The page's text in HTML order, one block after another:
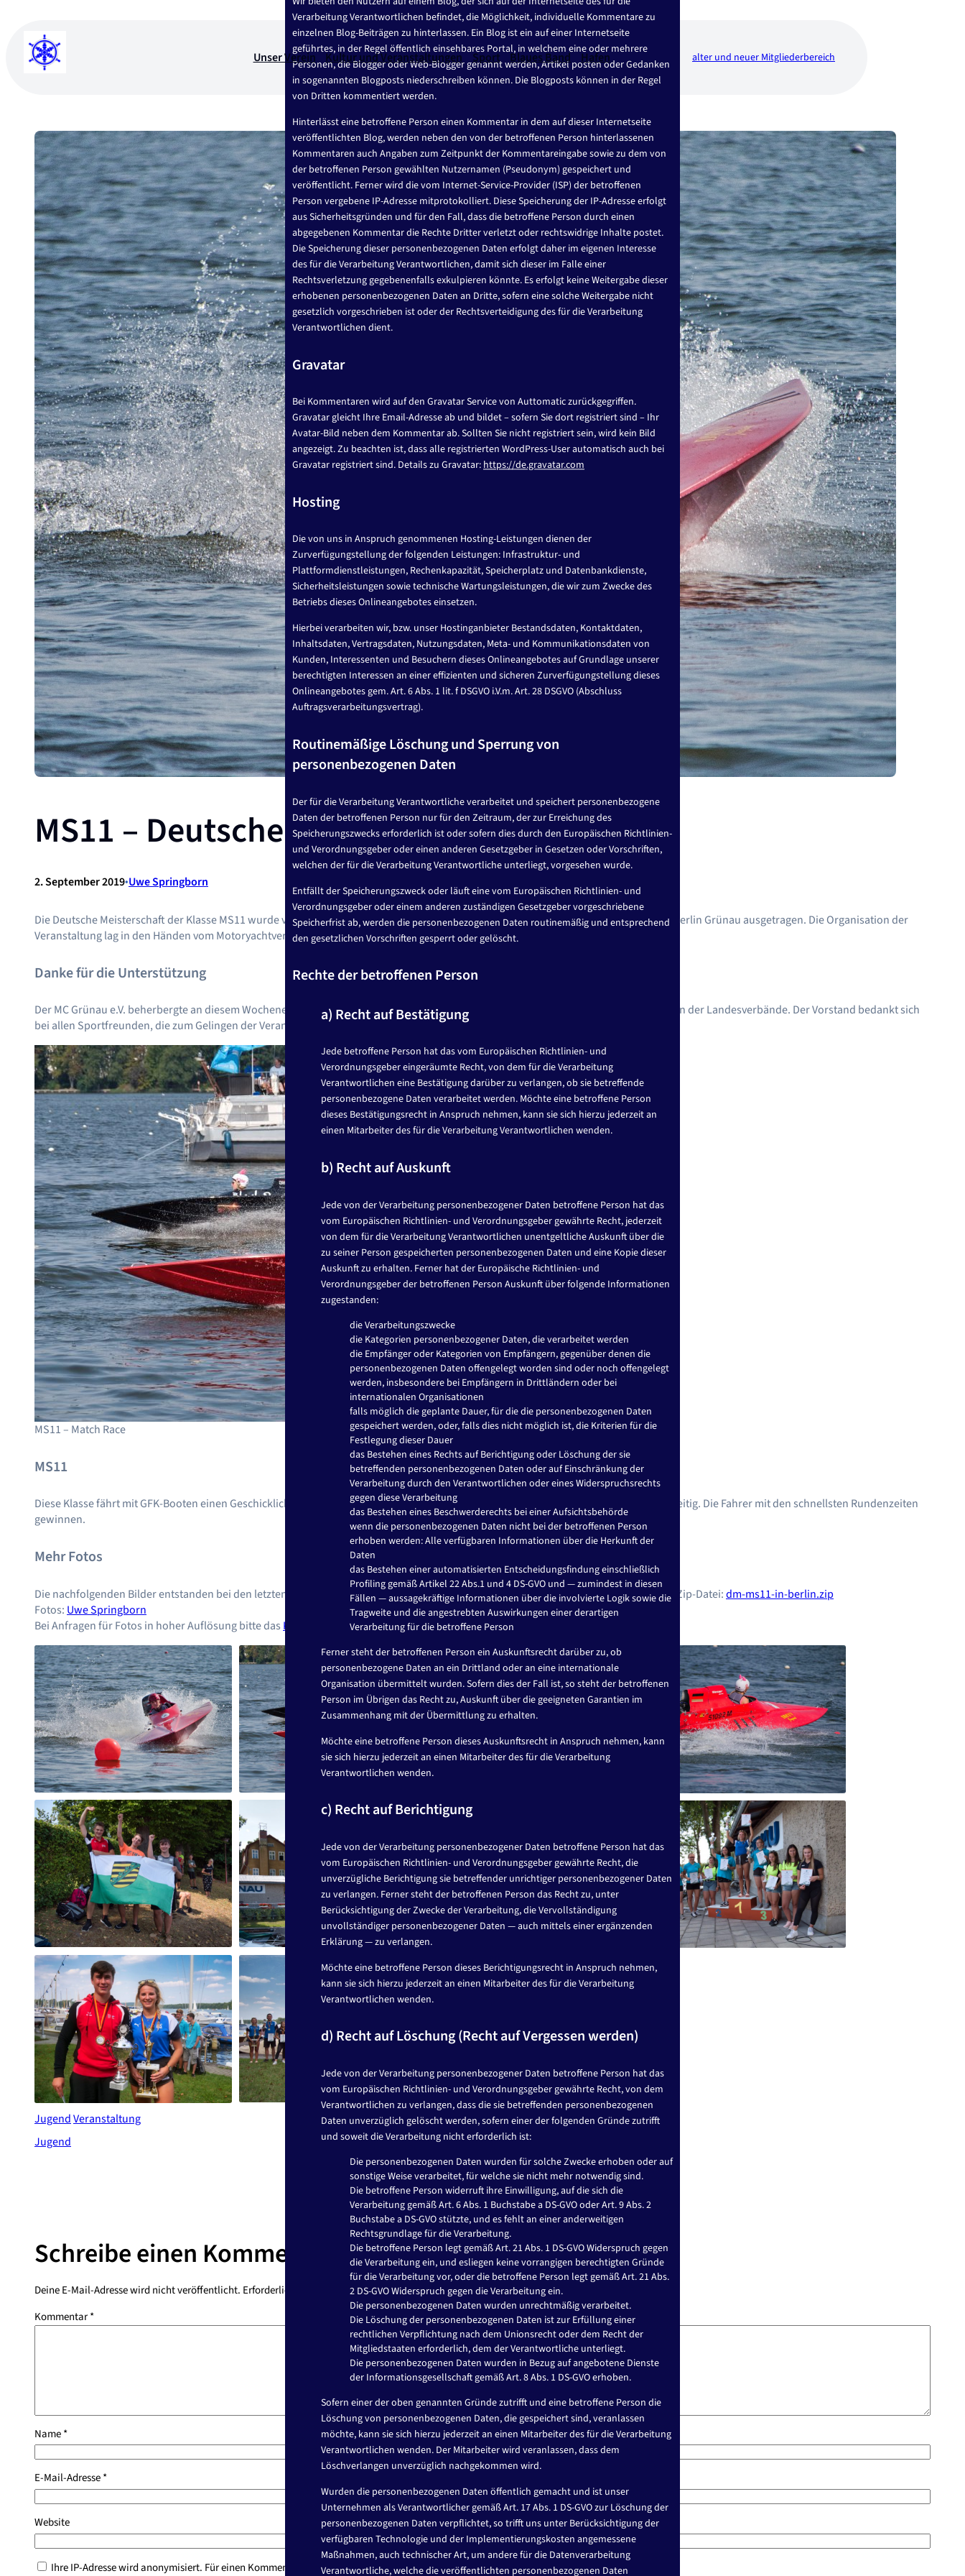
springen
Unser Verein Kultur und Veranstaltungen Sport Blaues Band Hafen alter und neuer Mitgliederbereich
MS11 – Deutsche Meisterschaft 2019
2. September 2019•Uwe Springborn
Die Deutsche Meisterschaft der Klasse MS11 wurde vom 31.08. bis 01.09.2019 bei sommerlichen Temperaturen an der Regattastrecke Berlin Grünau ausgetragen. Die Organisation der
Veranstaltung lag in den Händen vom Motoryachtverband Berlin e.V..
Danke für die Unterstützung
Der MC Grünau e.V. beherbergte an diesem Wochenende die Berliner Mannschaft, unterstützte beim Empfang und gemeinsamen Grillen der Landesverbände. Der Vorstand bedankt sich
bei allen Sportfreunden, die zum Gelingen der Veranstaltung beigetragen haben.
MS11 – Match Race
MS11
Diese Klasse fährt mit GFK-Booten einen Geschicklichkeitsparcours mit Speedrunde. 2 Boote fahren den Geschicklichkeitskurs gleichzeitig. Die Fahrer mit den schnellsten Rundenzeiten
gewinnen.
Mehr Fotos
Die nachfolgenden Bilder entstanden bei den letzten Läufen an der Regattastrecke Grünau. Mehr Fotos in der Auflösung 1200×900 als Zip-Datei:dm-ms11-in-berlin.zip
Fotos: Uwe Springborn
Bei Anfragen für Fotos in hoher Auflösung bitte das Kontaktformularnutzen.
JugendVeranstaltung
Jugend
Schreibe einen Kommentar
Deine E-Mail-Adresse wird nicht veröffentlicht. Erforderliche Felder sind mit*markiert
Kommentar*
Name*
E-Mail-Adresse*
Website
Ihre IP-Adresse wird anonymisiert. Für einen Kommentar bitte dieDatenschutzbestimmungenbestätigen.
Verarbeitung Verantwortlichen befindet, die Möglichkeit, individuelle Kommentare zu
einzelnen Blog-Beiträgen zu hinterlassen. Ein Blog ist ein auf einer Internetseite
geführtes, in der Regel öffentlich einsehbares Portal, in welchem eine oder mehrere
Personen, die Blogger oder Web-Blogger genannt werden, Artikel posten oder Gedanken
in sogenannten Blogposts niederschreiben können. Die Blogposts können in der Regel
von Dritten kommentiert werden.
Hinterlässt eine betroffene Person einen Kommentar in dem auf dieser Internetseite
veröffentlichten Blog, werden neben den von der betroffenen Person hinterlassenen
Kommentaren auch Angaben zum Zeitpunkt der Kommentareingabe sowie zu dem von
der betroffenen Person gewählten Nutzernamen (Pseudonym) gespeichert und
veröffentlicht. Ferner wird die vom Internet-Service-Provider (ISP) der betroffenen
Person vergebene IP-Adresse mitprotokolliert. Diese Speicherung der IP-Adresse erfolgt
aus Sicherheitsgründen und für den Fall, dass die betroffene Person durch einen
abgegebenen Kommentar die Rechte Dritter verletzt oder rechtswidrige Inhalte postet.
Die Speicherung dieser personenbezogenen Daten erfolgt daher im eigenen Interesse
des für die Verarbeitung Verantwortlichen, damit sich dieser im Falle einer
Rechtsverletzung gegebenenfalls exkulpieren könnte. Es erfolgt keine Weitergabe dieser
erhobenen personenbezogenen Daten an Dritte, sofern eine solche Weitergabe nicht
gesetzlich vorgeschrieben ist oder der Rechtsverteidigung des für die Verarbeitung
Verantwortlichen dient.
Gravatar
Bei Kommentaren wird auf den Gravatar Service von Auttomatic zurückgegriffen.
Gravatar gleicht Ihre Email-Adresse ab und bildet – sofern Sie dort registriert sind – Ihr
Avatar-Bild neben dem Kommentar ab. Sollten Sie nicht registriert sein, wird kein Bild
angezeigt. Zu beachten ist, dass alle registrierten WordPress-User automatisch auch bei
Gravatar registriert sind. Details zu Gravatar:https://de.gravatar.com
Hosting
Die von uns in Anspruch genommenen Hosting-Leistungen dienen der
Zurverfügungstellung der folgenden Leistungen: Infrastruktur- und
Plattformdienstleistungen, Rechenkapazität, Speicherplatz und Datenbankdienste,
Sicherheitsleistungen sowie technische Wartungsleistungen, die wir zum Zwecke des
Betriebs dieses Onlineangebotes einsetzen.
Hierbei verarbeiten wir, bzw. unser Hostinganbieter Bestandsdaten, Kontaktdaten,
Inhaltsdaten, Vertragsdaten, Nutzungsdaten, Meta- und Kommunikationsdaten von
Kunden, Interessenten und Besuchern dieses Onlineangebotes auf Grundlage unserer
berechtigten Interessen an einer effizienten und sicheren Zurverfügungstellung dieses
Onlineangebotes gem. Art. 6 Abs. 1 lit. f DSGVO i.V.m. Art. 28 DSGVO (Abschluss
Auftragsverarbeitungsvertrag).
Routinemäßige Löschung und Sperrung von
personenbezogenen Daten
Der für die Verarbeitung Verantwortliche verarbeitet und speichert personenbezogene
Daten der betroffenen Person nur für den Zeitraum, der zur Erreichung des
Speicherungszwecks erforderlich ist oder sofern dies durch den Europäischen Richtlinien-
und Verordnungsgeber oder einen anderen Gesetzgeber in Gesetzen oder Vorschriften,
welchen der für die Verarbeitung Verantwortliche unterliegt, vorgesehen wurde.
Entfällt der Speicherungszweck oder läuft eine vom Europäischen Richtlinien- und
Verordnungsgeber oder einem anderen zuständigen Gesetzgeber vorgeschriebene
Speicherfrist ab, werden die personenbezogenen Daten routinemäßig und entsprechend
den gesetzlichen Vorschriften gesperrt oder gelöscht.
Rechte der betroffenen Person
a) Recht auf Bestätigung
Jede betroffene Person hat das vom Europäischen Richtlinien- und
Verordnungsgeber eingeräumte Recht, von dem für die Verarbeitung
Verantwortlichen eine Bestätigung darüber zu verlangen, ob sie betreffende
personenbezogene Daten verarbeitet werden. Möchte eine betroffene Person
dieses Bestätigungsrecht in Anspruch nehmen, kann sie sich hierzu jederzeit an
einen Mitarbeiter des für die Verarbeitung Verantwortlichen wenden.
b) Recht auf Auskunft
Jede von der Verarbeitung personenbezogener Daten betroffene Person hat das
vom Europäischen Richtlinien- und Verordnungsgeber gewährte Recht, jederzeit
von dem für die Verarbeitung Verantwortlichen unentgeltliche Auskunft über die
zu seiner Person gespeicherten personenbezogenen Daten und eine Kopie dieser
Auskunft zu erhalten. Ferner hat der Europäische Richtlinien- und
Verordnungsgeber der betroffenen Person Auskunft über folgende Informationen
zugestanden:
die Verarbeitungszwecke
die Kategorien personenbezogener Daten, die verarbeitet werden
die Empfänger oder Kategorien von Empfängern, gegenüber denen die
personenbezogenen Daten offengelegt worden sind oder noch offengelegt
werden, insbesondere bei Empfängern in Drittländern oder bei
internationalen Organisationen
falls möglich die geplante Dauer, für die die personenbezogenen Daten
gespeichert werden, oder, falls dies nicht möglich ist, die Kriterien für die
Festlegung dieser Dauer
das Bestehen eines Rechts auf Berichtigung oder Löschung der sie
betreffenden personenbezogenen Daten oder auf Einschränkung der
Verarbeitung durch den Verantwortlichen oder eines Widerspruchsrechts
gegen diese Verarbeitung
das Bestehen eines Beschwerderechts bei einer Aufsichtsbehörde
wenn die personenbezogenen Daten nicht bei der betroffenen Person
erhoben werden: Alle verfügbaren Informationen über die Herkunft der
Daten
das Bestehen einer automatisierten Entscheidungsfindung einschließlich
Profiling gemäß Artikel 22 Abs.1 und 4 DS-GVO und — zumindest in diesen
Fällen — aussagekräftige Informationen über die involvierte Logik sowie die
Tragweite und die angestrebten Auswirkungen einer derartigen
Verarbeitung für die betroffene Person
Ferner steht der betroffenen Person ein Auskunftsrecht darüber zu, ob
personenbezogene Daten an ein Drittland oder an eine internationale
Organisation übermittelt wurden. Sofern dies der Fall ist, so steht der betroffenen
Person im Übrigen das Recht zu, Auskunft über die geeigneten Garantien im
Zusammenhang mit der Übermittlung zu erhalten.
Möchte eine betroffene Person dieses Auskunftsrecht in Anspruch nehmen, kann
sie sich hierzu jederzeit an einen Mitarbeiter des für die Verarbeitung
Verantwortlichen wenden.
c) Recht auf Berichtigung
Jede von der Verarbeitung personenbezogener Daten betroffene Person hat das
vom Europäischen Richtlinien- und Verordnungsgeber gewährte Recht, die
unverzügliche Berichtigung sie betreffender unrichtiger personenbezogener Daten
zu verlangen. Ferner steht der betroffenen Person das Recht zu, unter
Berücksichtigung der Zwecke der Verarbeitung, die Vervollständigung
unvollständiger personenbezogener Daten — auch mittels einer ergänzenden
Erklärung — zu verlangen.
Möchte eine betroffene Person dieses Berichtigungsrecht in Anspruch nehmen,
kann sie sich hierzu jederzeit an einen Mitarbeiter des für die Verarbeitung
Verantwortlichen wenden.
d) Recht auf Löschung (Recht auf Vergessen werden)
Jede von der Verarbeitung personenbezogener Daten betroffene Person hat das
vom Europäischen Richtlinien- und Verordnungsgeber gewährte Recht, von dem
Verantwortlichen zu verlangen, dass die sie betreffenden personenbezogenen
Daten unverzüglich gelöscht werden, sofern einer der folgenden Gründe zutrifft
und soweit die Verarbeitung nicht erforderlich ist:
Die personenbezogenen Daten wurden für solche Zwecke erhoben oder auf
sonstige Weise verarbeitet, für welche sie nicht mehr notwendig sind.
Die betroffene Person widerruft ihre Einwilligung, auf die sich die
Verarbeitung gemäß Art. 6 Abs. 1 Buchstabe a DS-GVO oder Art. 9 Abs. 2
Buchstabe a DS-GVO stützte, und es fehlt an einer anderweitigen
Rechtsgrundlage für die Verarbeitung.
Die betroffene Person legt gemäß Art. 21 Abs. 1 DS-GVO Widerspruch gegen
die Verarbeitung ein, und esliegen keine vorrangigen berechtigten Gründe
für die Verarbeitung vor, oder die betroffene Person legt gemäß Art. 21 Abs.
2 DS-GVO Widerspruch gegen die Verarbeitung ein.
Die personenbezogenen Daten wurden unrechtmäßig verarbeitet.
Die Löschung der personenbezogenen Daten ist zur Erfüllung einer
rechtlichen Verpflichtung nach dem Unionsrecht oder dem Recht der
Mitgliedstaaten erforderlich, dem der Verantwortliche unterliegt.
Die personenbezogenen Daten wurden in Bezug auf angebotene Dienste
der Informationsgesellschaft gemäß Art. 8 Abs. 1 DS-GVO erhoben.
Sofern einer der oben genannten Gründe zutrifft und eine betroffene Person die
Löschung von personenbezogenen Daten, die gespeichert sind, veranlassen
möchte, kann sie sich hierzu jederzeit an einen Mitarbeiter des für die Verarbeitung
Verantwortlichen wenden. Der Mitarbeiter wird veranlassen, dass dem
Löschverlangen unverzüglich nachgekommen wird.
Wurden die personenbezogenen Daten öffentlich gemacht und ist unser
Unternehmen als Verantwortlicher gemäß Art. 17 Abs. 1 DS-GVO zur Löschung der
personenbezogenen Daten verpflichtet, so trifft uns unter Berücksichtigung der
verfügbaren Technologie und der Implementierungskosten angemessene
Maßnahmen, auch technischer Art, um andere für die Datenverarbeitung
Verantwortliche, welche die veröffentlichten personenbezogenen Daten